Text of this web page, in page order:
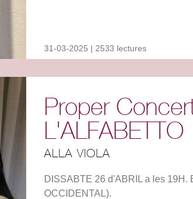
31-03-2025 | 2533 lectures
Proper
L'ALFABETTO
ALLA VIOLA
DISSABTE 26 d'ABRIL a les 19H.
OCCIDENTAL).